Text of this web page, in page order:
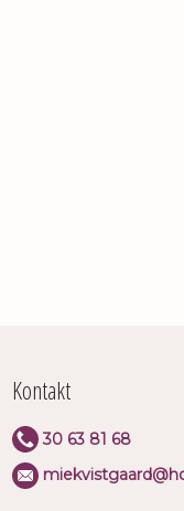
Kontakt​
​30 63 8​1 68